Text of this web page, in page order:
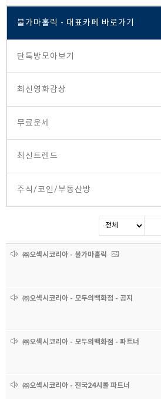
불가마홀릭 - 대표카페 바로가기
단톡방모아보기
최신영화감상
무료운세
최신트렌드
주식/코인/부동산방
㈜오섹시코리아 - 불가마홀릭
㈜오섹시코리아 - 모두의백화점 - 공지
㈜오섹시코리아 - 모두의백화점 - 파트너
㈜오섹시코리아 - 전국24시콜 파트너